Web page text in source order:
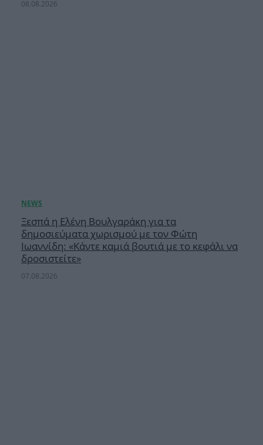
08.08.2026
Ξεσπά η Ελένη Βουλγαράκη για τα
δημοσιεύματα χωρισμού με τον Φώτη
Ιωαννίδη: «Κάντε καμιά βουτιά με το κεφάλι να
δροσιστείτε»
07.08.2026